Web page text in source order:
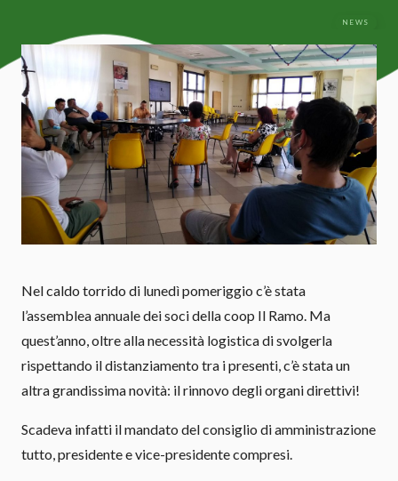
NEWS
Nel caldo torrido di lunedì pomeriggio c’è stata
l’assemblea annuale dei soci della coop Il Ramo. Ma
quest’anno, oltre alla necessità logistica di svolgerla
rispettando il distanziamento tra i presenti, c’è stata un
altra grandissima novità: il rinnovo degli organi direttivi!
Scadeva infatti il mandato del consiglio di amministrazione
tutto, presidente e vice-presidente compresi.